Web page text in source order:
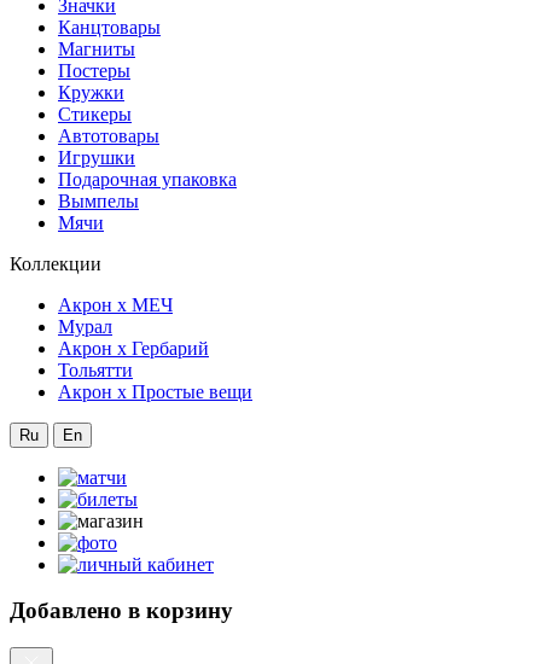
Значки
Канцтовары
Магниты
Постеры
Кружки
Стикеры
Автотовары
Игрушки
Подарочная упаковка
Вымпелы
Мячи
Коллекции
Акрон x МЕЧ
Мурал
Акрон x Гербарий
Тольятти
Акрон x Простые вещи
Ru En
Добавлено в корзину